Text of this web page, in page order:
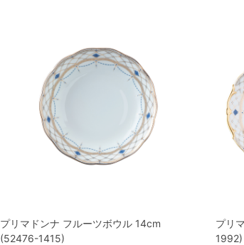
プリマドンナ フルーツボウル 14cm
(52476-1415)
プリ
1992)